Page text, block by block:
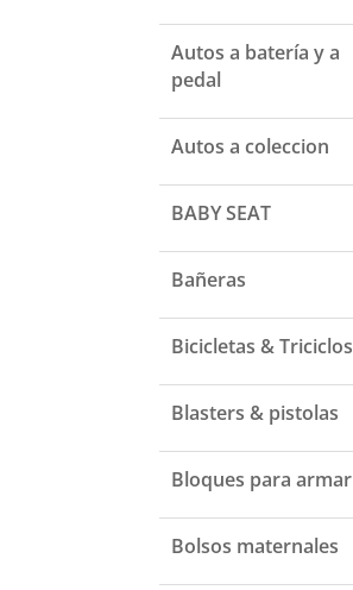
Autos a batería y a
pedal
Autos a coleccion
BABY SEAT
Bañeras
Bicicletas & Triciclos
Blasters & pistolas
Bloques para armar
Bolsos maternales